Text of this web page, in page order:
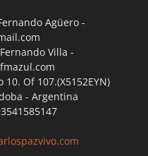
Agüero -
Villa -
Of 107.(X5152EYN)
- Argentina